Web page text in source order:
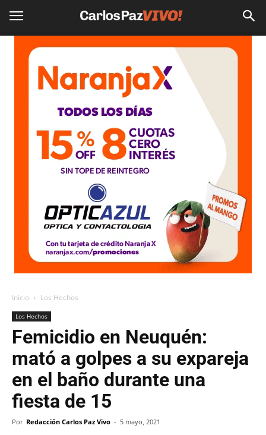
Inicio Los Hechos
Los Hechos
Femicidio en Neuquén:
mató a golpes a su expareja
en el baño durante una
fiesta de 15
Por Redacción Carlos Paz Vivo - 5 mayo, 2021